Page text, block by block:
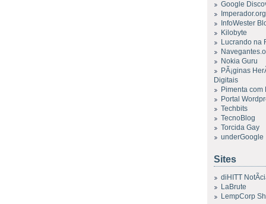
Google
Imperador.org
InfoWester
Kilobyte
Lucrando na
Nokia Guru
PÃ¡ginas
Digitais
Pimenta com
Portal
Techbits
TecnoBlog
Torcida Gay
underGoogle
Sites
diHITT
LaBrute
LempCorp